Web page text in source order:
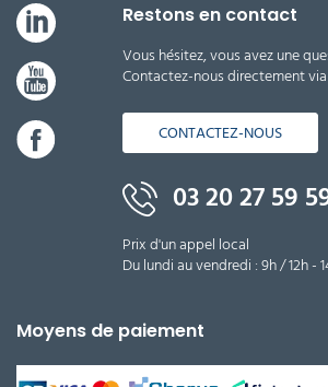
Restons en contact
Vous hésitez, vous avez une
Contactez-nous directement
CONTACTEZ-NOUS
03 20 27 59
Prix d'un appel local
Du lundi au vendredi : 9h / 12h -
Moyens de paiement